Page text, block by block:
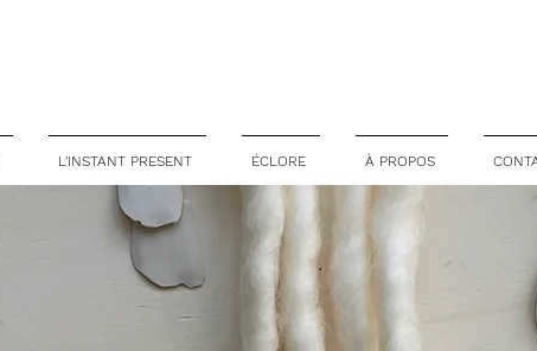
L'INSTANT PRESENT ÉCLORE À PROPOS